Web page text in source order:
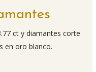
ct y diamantes corte
en oro blanco.